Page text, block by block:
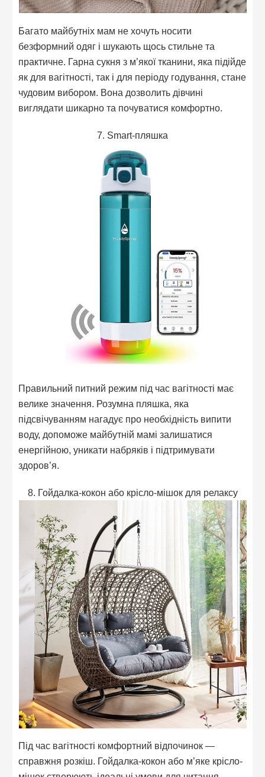
Багато майбутніх мам не хочуть носити
безформний одяг і шукають щось стильне та
практичне. Гарна сукня з м’якої тканини, яка підійде
як для вагітності, так і для періоду годування, стане
чудовим вибором. Вона дозволить дівчині
виглядати шикарно та почуватися комфортно.
7. Smart-пляшка
Правильний питний режим під час вагітності має
велике значення. Розумна пляшка, яка
підсвічуванням нагадує про необхідність випити
воду, допоможе майбутній мамі залишатися
енергійною, уникати набряків і підтримувати
здоров’я.
8. Гойдалка-кокон або крісло-мішок для релаксу
Під час вагітності комфортний відпочинок —
справжня розкіш. Гойдалка-кокон або м’яке крісло-